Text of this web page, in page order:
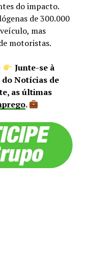
do impacto.
de 300.000
mas
motoristas.
Junte-se à
Notícias de
as últimas
.